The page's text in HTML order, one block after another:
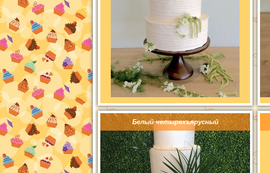
Белый четырехъярусный